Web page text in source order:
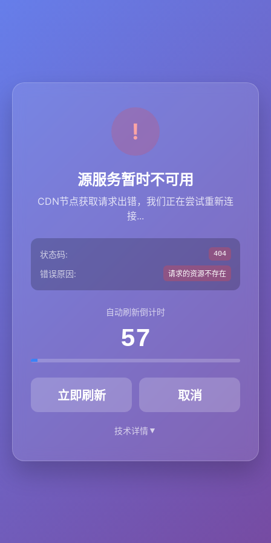
源服务暂时不可用
CDN节点获取请求出错，我们正在尝试重新连
接...
状态码: 404
错误原因: 请求的资源不存在
自动刷新倒计时
57
立即刷新 取消
技术详情▼